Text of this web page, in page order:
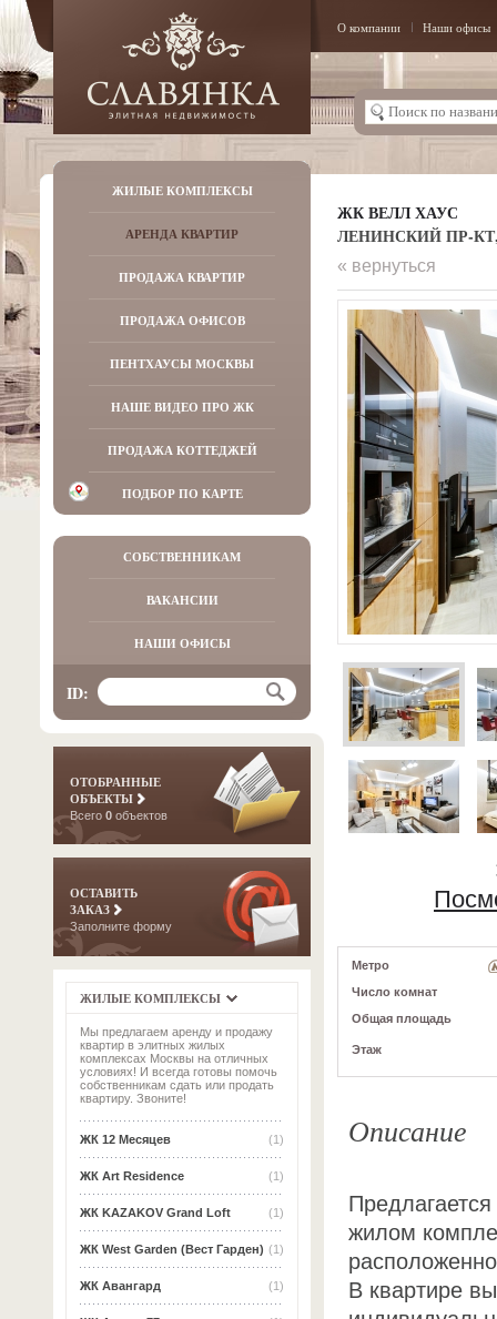
О компании Наши офисы
ЖИЛЫЕ КОМПЛЕКСЫ
АРЕНДА КВАРТИР
ПРОДАЖА КВАРТИР
ПРОДАЖА ОФИСОВ
ПЕНТХАУСЫ МОСКВЫ
НАШЕ ВИДЕО ПРО ЖК
ПРОДАЖА КОТТЕДЖЕЙ
ПОДБОР ПО КАРТЕ
СОБСТВЕННИКАМ
ВАКАНСИИ
НАШИ ОФИСЫ
ID:
ОТОБРАННЫЕ
ОБЪЕКТЫ
Всего 0 объектов
ОСТАВИТЬ
ЗАКАЗ
Заполните форму
ЖИЛЫЕ КОМПЛЕКСЫ
Мы предлагаем аренду и продажу
квартир в элитных жилых
комплексах Москвы на отличных
условиях! И всегда готовы помочь
собственникам сдать или продать
квартиру. Звоните!
(1)
ЖК 12 Месяцев
(1)
ЖК Art Residence
(1)
ЖК KAZAKOV Grand Loft
(1)
ЖК West Garden (Вест Гарден)
(1)
ЖК Авангард
ЖК ВЕЛЛ ХАУС
ЛЕНИНСКИЙ ПР-КТ,
« вернуться
Метро
Число комнат
Общая площадь
Этаж
Описание
жилом
В квартире